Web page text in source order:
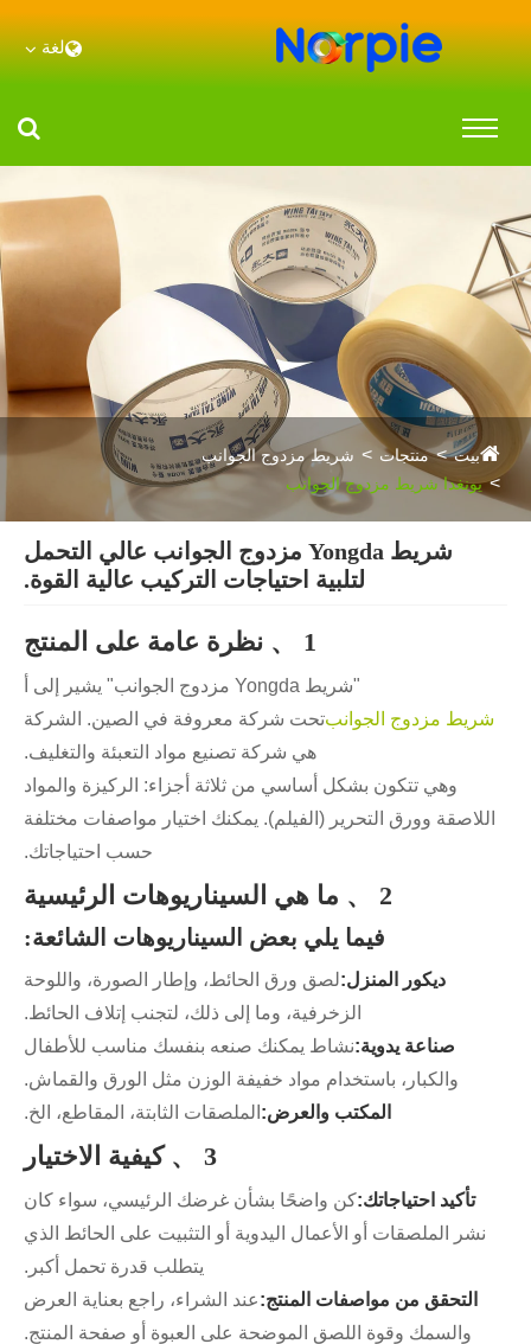
لغة
بيت منتجات
شريط مزدوج الجوانب
يونغدا شريط مزدوج الجوانب
شريط Yongda مزدوج الجوانب عالي التحمل
لتلبية احتياجات التركيب عالية القوة.
1 、 نظرة عامة على المنتج
"شريط Yongda مزدوج الجوانب" يشير إلى أ
شريط مزدوج الجوانبتحت شركة معروفة في الصين. الشركة
هي شركة تصنيع مواد التعبئة والتغليف.
وهي تتكون بشكل أساسي من ثلاثة أجزاء: الركيزة والمواد
اللاصقة وورق التحرير (الفيلم). يمكنك اختيار مواصفات مختلفة
حسب احتياجاتك.
2 、 ما هي السيناريوهات الرئيسية
فيما يلي بعض السيناريوهات الشائعة:
ديكور المنزل:لصق ورق الحائط، وإطار الصورة، واللوحة
الزخرفية، وما إلى ذلك، لتجنب إتلاف الحائط.
صناعة يدوية:نشاط يمكنك صنعه بنفسك مناسب للأطفال
والكبار، باستخدام مواد خفيفة الوزن مثل الورق والقماش.
المكتب والعرض: الملصقات الثابتة، المقاطع، الخ.
3 、 كيفية الاختيار
تأكيد احتياجاتك:كن واضحًا بشأن غرضك الرئيسي، سواء كان
نشر الملصقات أو الأعمال اليدوية أو التثبيت على الحائط الذي
يتطلب قدرة تحمل أكبر.
التحقق من مواصفات المنتج:عند الشراء، راجع بعناية العرض
والسمك وقوة اللصق الموضحة على العبوة أو صفحة المنتج.